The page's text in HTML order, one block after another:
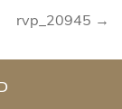
rvp_20945 →